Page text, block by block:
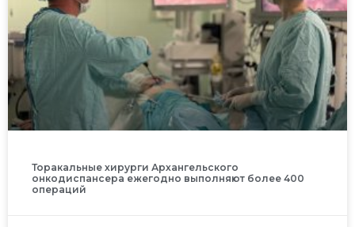
Торакальные хирурги Архангельского
онкодиспансера ежегодно выполняют более 400
операций